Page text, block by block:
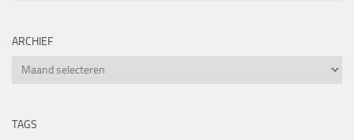
ARCHIEF
Archief
TAGS